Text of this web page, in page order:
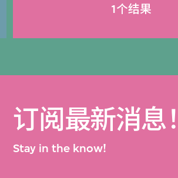
1个结果
订阅最新消息！
Stay in the know!